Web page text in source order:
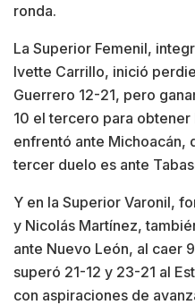
ronda.
La Superior Femenil,
Ivette Carrillo, inició
Guerrero 12-21, pero
10 el tercero para
enfrentó ante Michoacán,
tercer duelo es ante
Y en la Superior Varonil,
y Nicolás Martínez,
ante Nuevo León, al caer
superó 21-12 y 23-21 al
con aspiraciones de